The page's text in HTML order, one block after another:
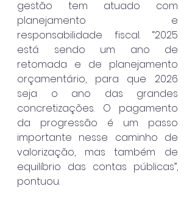
gestão tem atuado com
planejamento e
responsabilidade fiscal. “2025
está sendo um ano de
retomada e de planejamento
orçamentário, para que 2026
seja o ano das grandes
concretizações. O pagamento
da progressão é um passo
importante nesse caminho de
valorização, mas também de
equilíbrio das contas públicas”,
pontuou.